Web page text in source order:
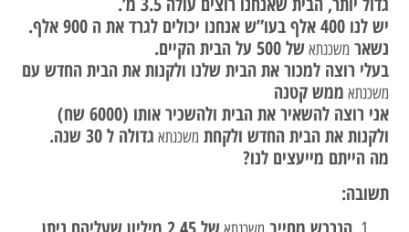
יש לנו 400 אלף בעו”ש אנחנו יכולים לגרד את ה 900 אלף.
נשאר משכנתאשל 500 על הבית הקיים.
בעלי רוצה למכור את הבית שלנו ולקנות את הבית החדש עם
משכנתא ממש קטנה
אני רוצה להשאיר את הבית ולהשכיר אותו (6000 שח)
ולקנות את הבית החדש ולקחת משכנתא גדולה ל 30 שנה.
מה הייתם מייעצים לנו?
תשובה: